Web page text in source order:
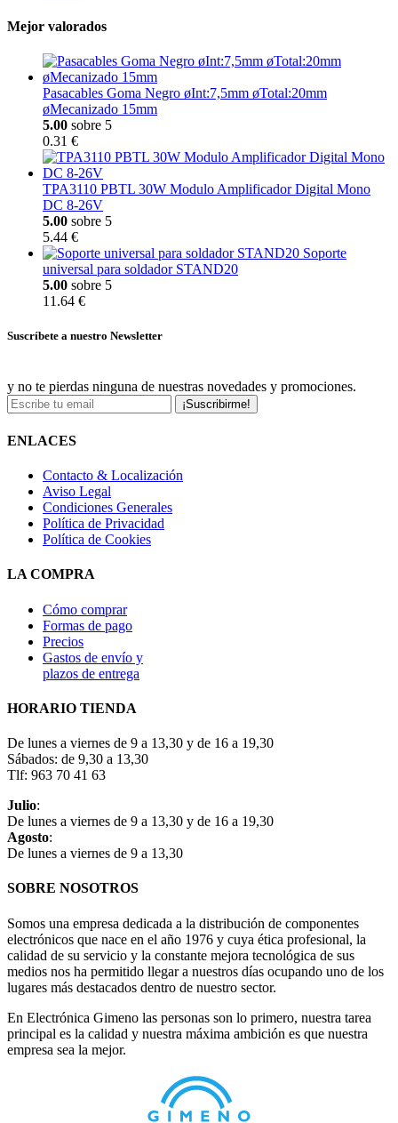
Mejor valorados
Pasacables Goma Negro øInt:7,5mm øTotal:20mm
øMecanizado 15mm
5.00 sobre 5
0.31 €
TPA3110 PBTL 30W Modulo Amplificador Digital Mono
DC 8-26V
5.00 sobre 5
5.44 €
Soporte
universal para soldador STAND20
5.00 sobre 5
11.64 €
Suscríbete a nuestro Newsletter
y no te pierdas ninguna de nuestras novedades y promociones.
¡Suscribirme!
ENLACES
Contacto & Localización
Aviso Legal
Condiciones Generales
Política de Privacidad
Política de Cookies
LA COMPRA
Cómo comprar
Formas de pago
Precios
Gastos de envío y
plazos de entrega
HORARIO TIENDA
De lunes a viernes de 9 a 13,30 y de 16 a 19,30
Sábados: de 9,30 a 13,30
Tlf: 963 70 41 63
Julio:
De lunes a viernes de 9 a 13,30 y de 16 a 19,30
Agosto:
De lunes a viernes de 9 a 13,30
SOBRE NOSOTROS
Somos una empresa dedicada a la distribución de componentes
electrónicos que nace en el año 1976 y cuya ética profesional, la
calidad de su servicio y la constante mejora tecnológica de sus
medios nos ha permitido llegar a nuestros días ocupando uno de los
lugares más destacados dentro de nuestro sector.
En Electrónica Gimeno las personas son lo primero, nuestra tarea
principal es la calidad y nuestra máxima ambición es que nuestra
empresa sea la mejor.